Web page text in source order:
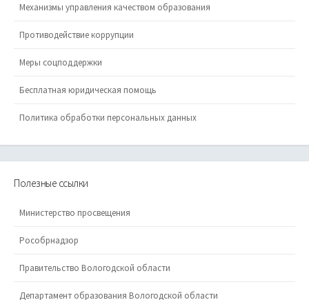
Механизмы управления качеством образования
Противодействие коррупции
Меры соцподдержки
Бесплатная юридическая помощь
Политика обработки персональных данных
Полезные ссылки
Министерство просвещения
Рособрнадзор
Правительство Вологодской области
Департамент образования Вологодской области